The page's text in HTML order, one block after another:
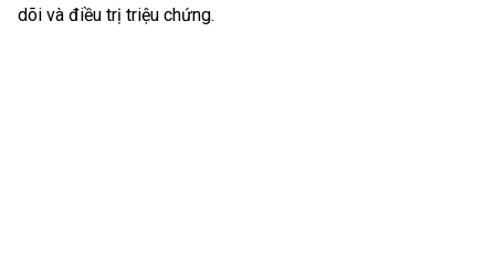
dõi và điều trị triệu chứng.